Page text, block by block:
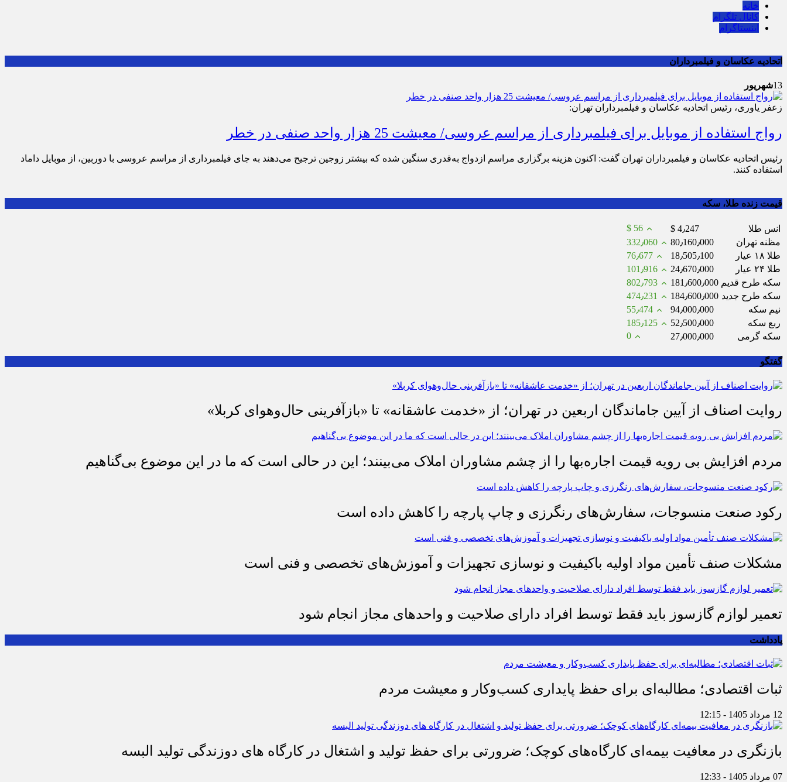
خانه
کانال تلگرام
اینستاگرام
اتحادیه عکاسان و فیلمبرداران
13شهریور
زعفر یاوری، رئیس اتحادیه عکاسان و فیلمبرداران تهران:
رواج استفاده از موبایل برای فیلمبرداری از مراسم عروسی/ معیشت 25 هزار واحد صنفی در خطر
رئیس اتحادیه عکاسان و فیلمبرداران تهران گفت: اکنون هزینه برگزاری مراسم ازدواج به‌قدری سنگین شده که بیشتر زوجین ترجیح می‌دهند به جای فیلمبرداری از مراسم عروسی با دوربین، از موبایل داماد
استفاده کنند.
قیمت زنده طلا، سکه
انس طلا $ 4٫247
$ 56
مظنه تهران
80٫160٫000
332٫060
طلا ۱۸ عیار
18٫505٫100
76٫677
طلا ۲۴ عیار
24٫670٫000
101٫916
سکه طرح قدیم 181٫600٫000
802٫793
سکه طرح جدید 184٫600٫000
474٫231
نیم سکه
94٫000٫000
55٫474
ربع سکه
52٫500٫000
185٫125
سکه گرمی
27٫000٫000 0
گفتگو
روایت اصناف از آیین جاماندگان اربعین در تهران؛ از «خدمت عاشقانه» تا «بازآفرینی حال‌وهوای کربلا»
مردم افزایش بی رویه قیمت اجاره‌بها را از چشم مشاوران املاک می‌بینند؛ این در حالی است که ما در این موضوع بی‌گناهیم
رکود صنعت منسوجات، سفارش‌های رنگرزی و چاپ پارچه را کاهش داده است
مشکلات صنف تأمین مواد اولیه باکیفیت و نوسازی تجهیزات و آموزش‌های تخصصی و فنی است
تعمیر لوازم گازسوز باید فقط توسط افراد دارای صلاحیت و واحدهای مجاز انجام شود
یادداشت
ثبات اقتصادی؛ مطالبه‌ای برای حفظ پایداری کسب‌وکار و معیشت مردم
12 مرداد 1405 - 12:15
بازنگری در معافیت بیمه‌ای کارگاه‌های کوچک؛ ضرورتی برای حفظ تولید و اشتغال در کارگاه های دوزندگی تولید البسه
07 مرداد 1405 - 12:33